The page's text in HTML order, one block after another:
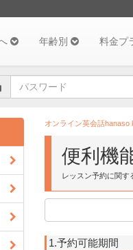
年齢別 料金プ
オンライン英会話hanaso
便利機
レッスン予約に関す
1.予約可能期間